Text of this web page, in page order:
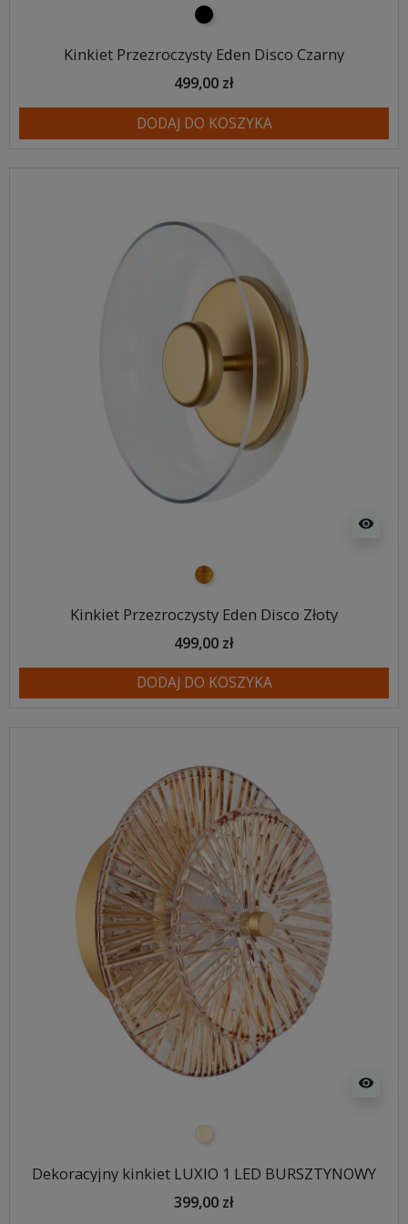
czarny
Kinkiet Przezroczysty Eden Disco Czarny
499,00 zł
DODAJ DO KOSZYKA
visibility
złoty
Kinkiet Przezroczysty Eden Disco Złoty
499,00 zł
DODAJ DO KOSZYKA
visibility
przezroczysty bursztynowy /
Dekoracyjny kinkiet LUXIO 1 LED BURSZTYNOWY
399,00 zł